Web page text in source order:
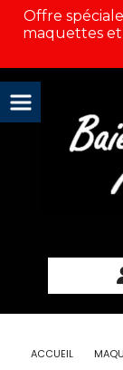
Offre
maquettes
ACCUEIL
Panneau de gestion